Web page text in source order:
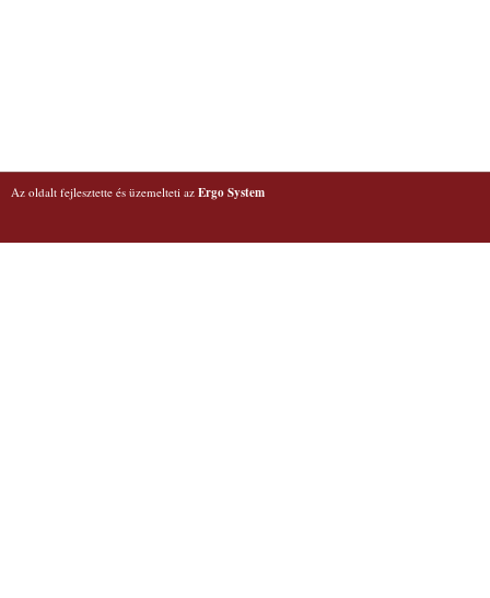
Az oldalt fejlesztette és üzemelteti az Ergo System